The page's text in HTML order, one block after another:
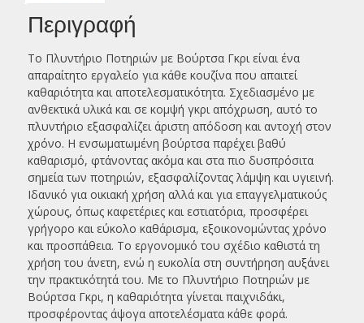
Περιγραφή
Το Πλυντήριο Ποτηριών με Βούρτσα Γκρι είναι ένα
απαραίτητο εργαλείο για κάθε κουζίνα που απαιτεί
καθαριότητα και αποτελεσματικότητα. Σχεδιασμένο με
ανθεκτικά υλικά και σε κομψή γκρι απόχρωση, αυτό το
πλυντήριο εξασφαλίζει άριστη απόδοση και αντοχή στον
χρόνο. Η ενσωματωμένη βούρτσα παρέχει βαθύ
καθαρισμό, φτάνοντας ακόμα και στα πιο δυσπρόσιτα
σημεία των ποτηριών, εξασφαλίζοντας λάμψη και υγιεινή.
Ιδανικό για οικιακή χρήση αλλά και για επαγγελματικούς
χώρους, όπως καφετέριες και εστιατόρια, προσφέρει
γρήγορο και εύκολο καθάρισμα, εξοικονομώντας χρόνο
και προσπάθεια. Το εργονομικό του σχέδιο καθιστά τη
χρήση του άνετη, ενώ η ευκολία στη συντήρηση αυξάνει
την πρακτικότητά του. Με το Πλυντήριο Ποτηριών με
Βούρτσα Γκρι, η καθαριότητα γίνεται παιχνιδάκι,
προσφέροντας άψογα αποτελέσματα κάθε φορά.